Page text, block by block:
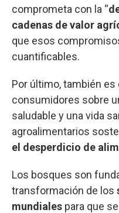
comprometa con la “
cadenas de valor
que esos
cuantificables.
Por último, también
consumidores sobre
saludable y una vida
agroalimentarios
el desperdicio de
Los bosques son
transformación de los
mundiales para que